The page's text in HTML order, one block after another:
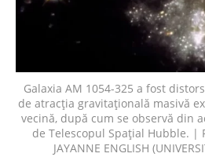
Galaxia AM 1054-325 a fost
de atracția gravitațională masivă
vecină, după cum se observă din
de Telescopul Spațial Hubble. |
JAYANNE ENGLISH